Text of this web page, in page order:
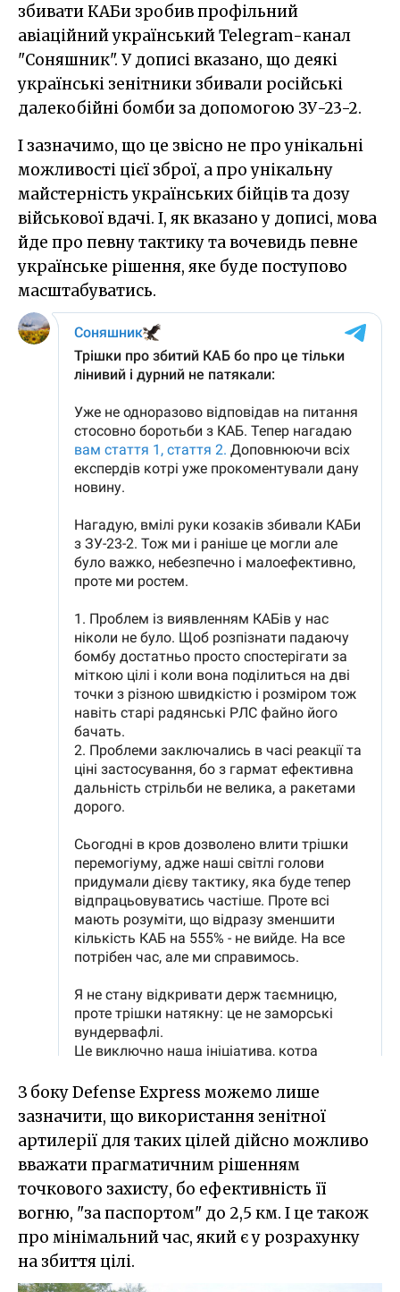
збивати КАБи зробив профільний
авіаційний український Telegram-канал
"Соняшник". У дописі вказано, що деякі
українські зенітники збивали російські
далекобійні бомби за допомогою ЗУ-23-2.
І зазначимо, що це звісно не про унікальні
можливості цієї зброї, а про унікальну
майстерність українських бійців та дозу
військової вдачі. І, як вказано у дописі, мова
йде про певну тактику та вочевидь певне
українське рішення, яке буде поступово
масштабуватись.
З боку Defense Express можемо лише
зазначити, що використання зенітної
артилерії для таких цілей дійсно можливо
вважати прагматичним рішенням
точкового захисту, бо ефективність її
вогню, "за паспортом" до 2,5 км. І це також
про мінімальний час, який є у розрахунку
на збиття цілі.